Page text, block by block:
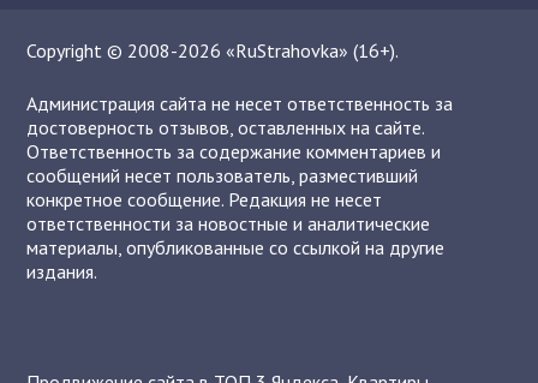
Copyright © 2008-2026 «RuStrahovka» (16+).
Администрация сайта не несет ответственность за
достоверность отзывов, оставленных на сайте.
Ответственность за содержание комментариев и
сообщений несет пользователь, разместивший
конкретное сообщение. Редакция не несет
ответственности за новостные и аналитические
материалы, опубликованные со ссылкой на другие
издания.